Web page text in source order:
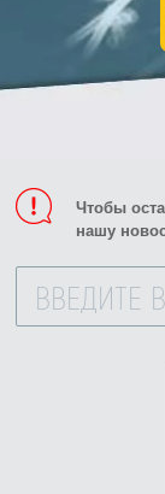
Чтобы
нашу